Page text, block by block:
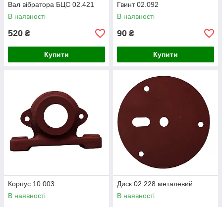
Вал вібратора БЦС 02.421
В наявності
520 ₴
Купити
Гвинт 02.092
В наявності
90 ₴
Купити
Корпус 10.003
В наявності
Диск 02.228 металевий
В наявності